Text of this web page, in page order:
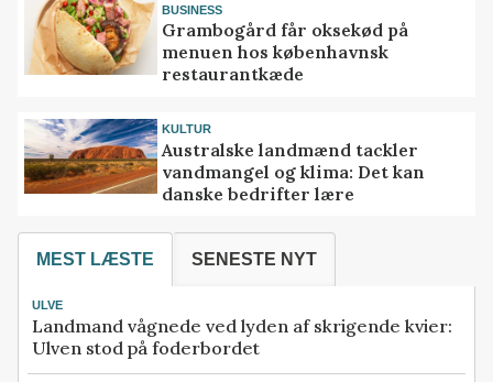
BUSINESS
Grambogård får oksekød på
menuen hos københavnsk
restaurantkæde
KULTUR
Australske landmænd tackler
vandmangel og klima: Det kan
danske bedrifter lære
MEST LÆSTE SENESTE NYT
ULVE
Landmand vågnede ved lyden af skrigende kvier:
Ulven stod på foderbordet